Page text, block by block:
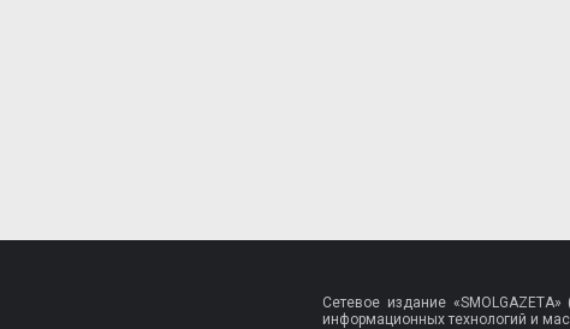
Сетевое издание
информационных технологий и